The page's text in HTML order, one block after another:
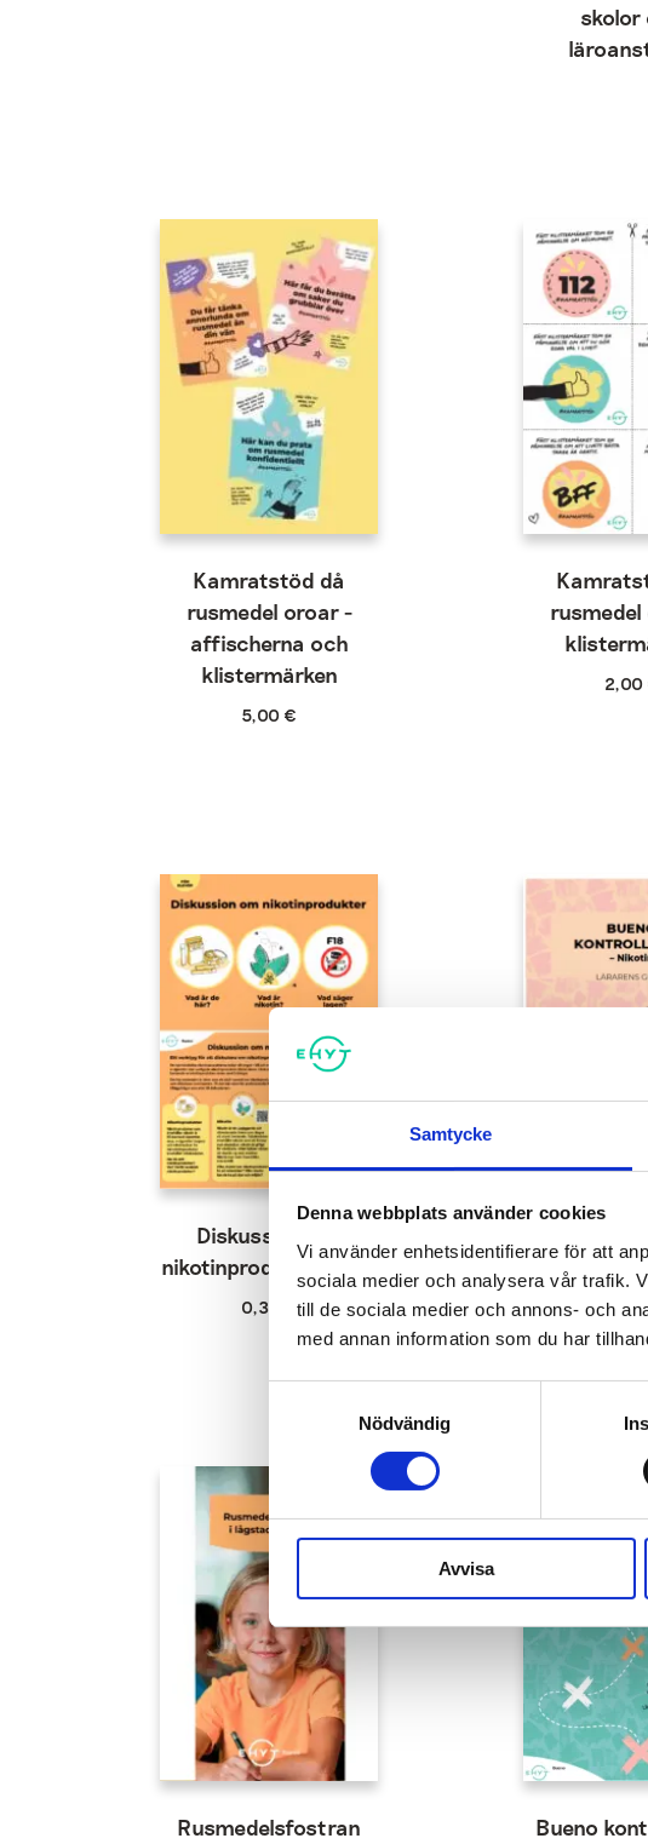
Samtycke
Denna webbplats använder cookies
Vi använder enhetsidentifierare för att
sociala medier och analysera vår trafik.
till de sociala medier och annons- och
med annan information som du har
Nödvändig
Avvisa
skolor
Kamratstöd då
rusmedel oroar -
affischerna och
klistermärken
5,00 €
2,00
Diskussion om
nikotinprodukter-kort
0,30 €
om
5,00
Rusmedelsfostran
Bueno